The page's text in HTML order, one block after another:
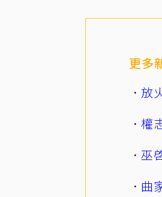
更多
放
權
巫
曲